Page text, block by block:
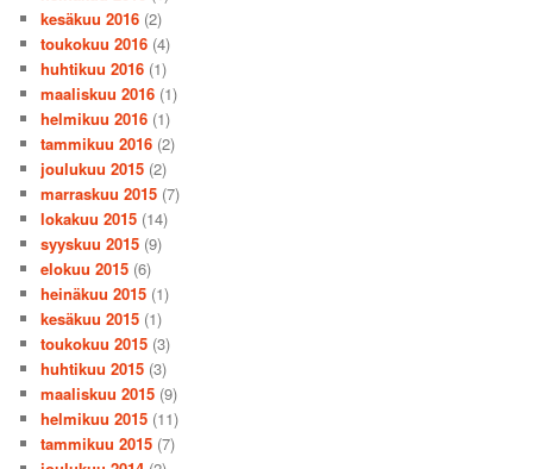
kesäkuu 2016 (2)
toukokuu 2016 (4)
huhtikuu 2016 (1)
maaliskuu 2016 (1)
helmikuu 2016 (1)
tammikuu 2016 (2)
joulukuu 2015 (2)
marraskuu 2015 (7)
lokakuu 2015 (14)
syyskuu 2015 (9)
elokuu 2015 (6)
heinäkuu 2015 (1)
kesäkuu 2015 (1)
toukokuu 2015 (3)
huhtikuu 2015 (3)
maaliskuu 2015 (9)
helmikuu 2015 (11)
tammikuu 2015 (7)